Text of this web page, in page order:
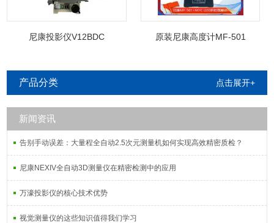
尼康投影仪V12BDC 原装尼康高度计MF-501
产品分类 点击展开+
新闻资讯
告别手动误差：大量程全自动2.5次元测量机如何实现高效精密质检？
尼康NEXIV全自动3D测量仪在精密检测中的应用
万濠投影仪的核心技术优势
视觉测量仪的这些知识值得我们学习